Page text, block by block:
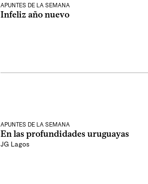
APUNTES DE LA SEMANA
Infeliz año nuevo
APUNTES DE LA SEMANA
En las profundidades uruguayas
JG Lagos